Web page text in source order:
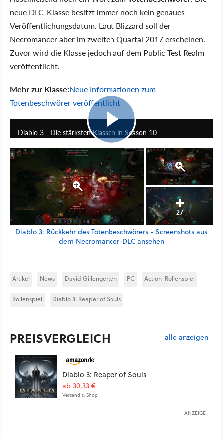
neue DLC-Klasse besitzt immer noch kein genaues
Veröffentlichungsdatum. Laut Blizzard soll der
Necromancer aber im zweiten Quartal 2017 erscheinen.
Zuvor wird die Klasse jedoch auf dem Public Test Realm
veröffentlicht.
Mehr zur Klasse:Neue Informationen zum
Totenbeschwörer veröffentlicht
Diablo 3 - Die stärksten Klassen in Season 10
27
Diablo 3: Rückkehr des Totenbeschwörers - Screenshots aus
dem Necromancer-DLC ansehen
Artikel News David Gillengerten PC Action-Rollenspiel
Rollenspiel Diablo 3: Reaper of Souls
PREISVERGLEICH alle anzeigen
Diablo 3: Reaper of Souls
ab 30,33 €
Versand s. Shop
ANZEIGE